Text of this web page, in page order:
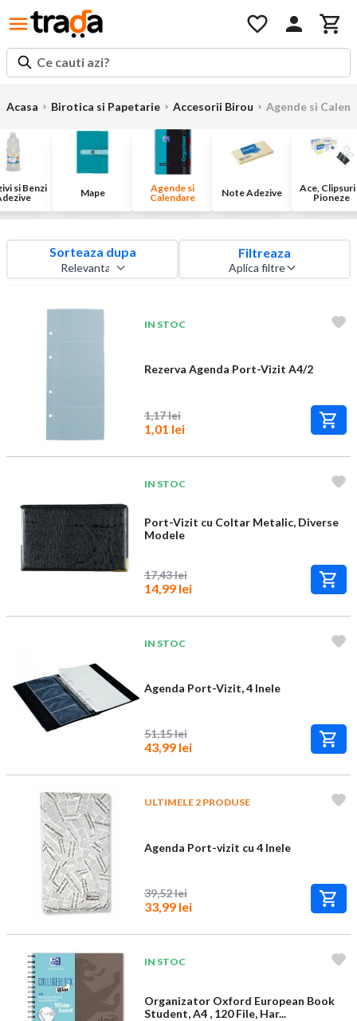
Ce cauti azi?
Acasa Birotica si Papetarie Accesorii Birou Agende si
si Benzi
Mape
Agende si
Calendare
Note Adezive
Ace, Clipsuri
Pioneze
Sorteaza dupa Filtreaza
Aplica filtre
IN STOC
Rezerva Agenda Port-Vizit A4/2
1,17 lei
1,01 lei
IN STOC
Port-Vizit cu Coltar Metalic, Diverse
Modele
17,43 lei
14,99 lei
IN STOC
Agenda Port-Vizit, 4 Inele
51,15 lei
43,99 lei
ULTIMELE 2 PRODUSE
Agenda Port-vizit cu 4 Inele
39,52 lei
33,99 lei
IN STOC
Organizator Oxford European Book
Student, A4 , 120 File, Har...